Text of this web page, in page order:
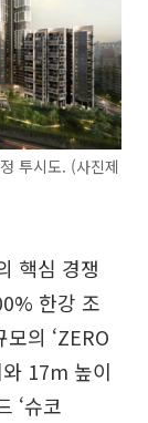
투시도. (사진제
핵심 경쟁
한강 조
의 ‘ZERO
17m 높이
‘슈코